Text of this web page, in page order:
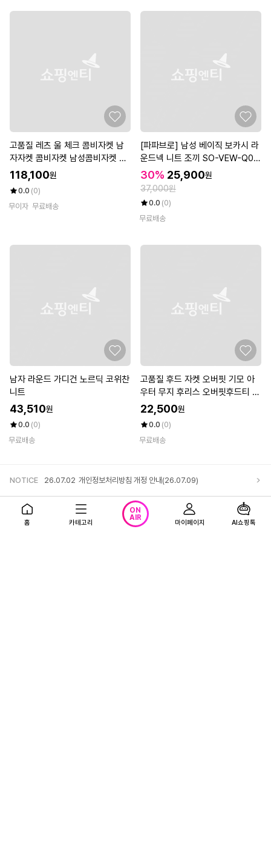
고품질 레츠 울 체크 콤비자켓 남
자자켓 콤비자켓 남성콤비자켓 체
크자켓 (WDCF3B8)
118,100원
0.0 (0)
무이자 무료배송
[파파브로] 남성 베이직 보카시 라
운드넥 니트 조끼 SO-VEW-Q01
6
30% 25,900원
37,000원
0.0 (0)
무료배송
남자 라운드 가디건 노르딕 코위찬
니트
43,510원
0.0 (0)
무료배송
고품질 후드 자켓 오버핏 기모 아
우터 무지 후리스 오버핏후드티 남
자후드티 (WEE8E73)
22,500원
0.0 (0)
무료배송
NOTICE 26.07.02 개인정보처리방침 개정 안내(26.07.09)
앱다운로드 고객센터
홈 카테고리
ON
AIR
마이페이지 AI쇼핑톡